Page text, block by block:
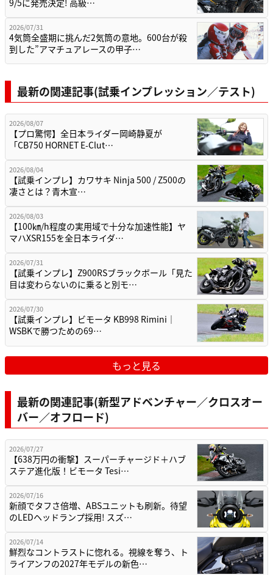
2026/07/31
4気筒全盛期に挑んだ2気筒の意地。600台が殺
到した”アマチュアレースの甲子…
最新の関連記事(試乗インプレッション／テスト)
2026/08/07
【プロ驚愕】全日本ライダー岡崎静夏が
「CB750 HORNET E-Clut…
2026/08/04
【試乗インプレ】カワサキ Ninja 500 / Z500の
凄さとは？青木宣…
2026/08/03
【100㎞/h程度の実用域で十分な加速性能】ヤ
マハXSR155を全日本ライダ…
2026/07/31
【試乗インプレ】Z900RSブラックボール「見た
目は変わらないのに乗ると別モ…
2026/07/30
【試乗インプレ】ビモータ KB998 Rimini｜
WSBKで勝つための69…
もっと見る
最新の関連記事(新型アドベンチャー／クロスオー
バー／オフロード)
2026/07/27
【638万円の衝撃】スーパーチャージド＋ハブ
ステア進化版！ビモータ Tesi…
2026/07/16
新顔でタフさ倍増、ABSユニットも刷新。待望
のLEDヘッドランプ採用! スズ…
2026/07/14
鮮烈なコントラストに惚れる。視線を奪う、ト
ライアンフの2027年モデルの新色…